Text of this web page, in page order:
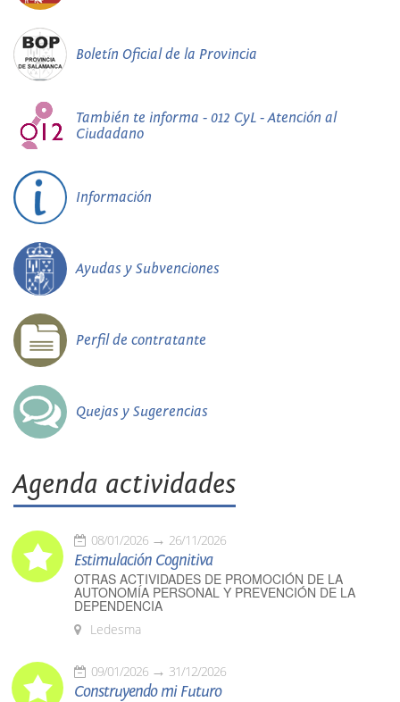
Boletín Oficial de la Provincia
También te informa - 012 CyL - Atención al
Ciudadano
Información
Ayudas y Subvenciones
Perfil de contratante
Quejas y Sugerencias
Agenda actividades
08/01/2026 26/11/2026
Estimulación Cognitiva
OTRAS ACTIVIDADES DE PROMOCIÓN DE LA
AUTONOMÍA PERSONAL Y PREVENCIÓN DE LA
DEPENDENCIA
Ledesma
09/01/2026 31/12/2026
Construyendo mi Futuro